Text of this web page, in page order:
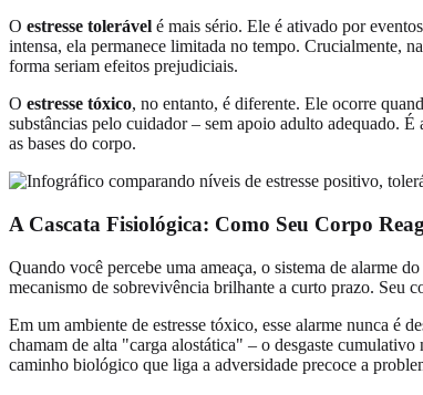
O estresse tolerável é mais sério. Ele é ativado por
intensa, ela permanece limitada no tempo. Crucialmente,
forma seriam efeitos prejudiciais.
O estresse tóxico, no entanto, é diferente. Ele ocorre
substâncias pelo cuidador – sem apoio adulto adequado.
as bases do corpo.
A Cascata Fisiológica: Como Seu Corpo
Quando você percebe uma ameaça, o sistema de alarme
mecanismo de sobrevivência brilhante a curto prazo. Seu
Em um ambiente de estresse tóxico, esse alarme nunca é
chamam de alta "carga alostática" – o desgaste
caminho biológico que liga a adversidade precoce a